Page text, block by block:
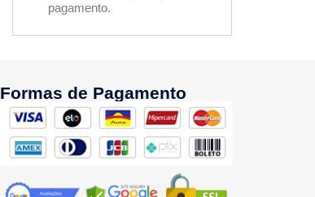
pagamento.
Formas de Pagamento